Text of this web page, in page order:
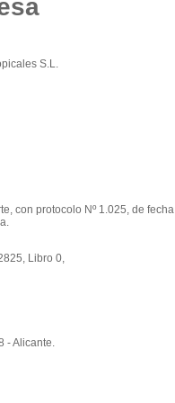
S.L.
con protocolo Nº 1.025, de fecha
Libro 0,
- Alicante.